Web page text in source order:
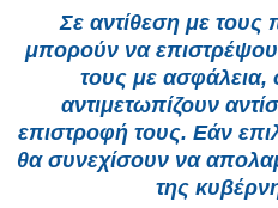
Σε αντίθεση με
μπορούν να
τους με ασφάλεια,
αντιμετωπίζουν
επιστροφή τους. Εάν
θα συνεχίσουν να
της